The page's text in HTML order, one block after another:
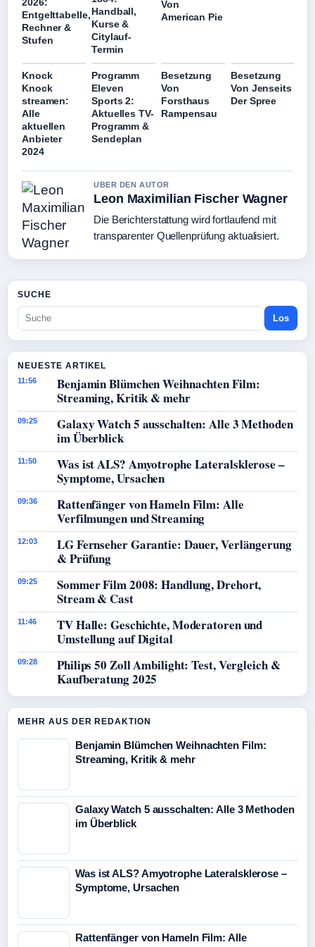
Entgelttabelle,
Rechner &
Stufen
Handball,
Kurse &
Citylauf-
Termin
Von
American Pie
Knock
Knock
streamen:
Alle
aktuellen
Anbieter
2024
Programm
Eleven
Sports 2:
Aktuelles TV-
Programm &
Sendeplan
Besetzung
Von
Forsthaus
Rampensau
Besetzung
Von Jenseits
Der Spree
UBER DEN AUTOR
Leon Maximilian Fischer Wagner
Die Berichterstattung wird fortlaufend mit
transparenter Quellenprüfung aktualisiert.
SUCHE
Los
NEUESTE ARTIKEL
11:56
Benjamin Blümchen Weihnachten Film:
Streaming, Kritik & mehr
09:25
Galaxy Watch 5 ausschalten: Alle 3 Methoden
im Überblick
11:50
Was ist ALS? Amyotrophe Lateralsklerose –
Symptome, Ursachen
09:36
Rattenfänger von Hameln Film: Alle
Verfilmungen und Streaming
12:03
LG Fernseher Garantie: Dauer, Verlängerung
& Prüfung
09:25
Sommer Film 2008: Handlung, Drehort,
Stream & Cast
11:46
TV Halle: Geschichte, Moderatoren und
Umstellung auf Digital
09:28
Philips 50 Zoll Ambilight: Test, Vergleich &
Kaufberatung 2025
MEHR AUS DER REDAKTION
Benjamin Blümchen Weihnachten Film:
Streaming, Kritik & mehr
Galaxy Watch 5 ausschalten: Alle 3 Methoden
im Überblick
Was ist ALS? Amyotrophe Lateralsklerose –
Symptome, Ursachen
Rattenfänger von Hameln Film: Alle